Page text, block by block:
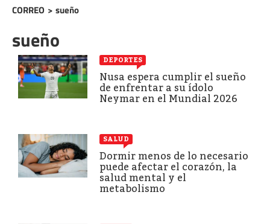
CORREO > sueño
sueño
DEPORTES
Nusa espera cumplir el sueño
de enfrentar a su ídolo
Neymar en el Mundial 2026
SALUD
Dormir menos de lo necesario
puede afectar el corazón, la
salud mental y el
metabolismo